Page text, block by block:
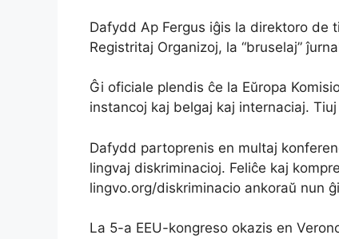
Dafydd Ap Fergus iĝis la direktoro de
Registritaj Organizoj, la “bruselaj”
Ĝi oficiale plendis ĉe la Eŭropa
instancoj kaj belgaj kaj internaciaj.
Dafydd partoprenis en multaj
lingvaj diskriminacioj. Feliĉe kaj
lingvo.org/diskriminacio ankoraŭ nun
La 5-a EEU-kongreso okazis en